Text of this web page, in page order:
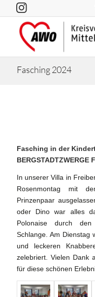
Fasching 2024
Fasching in der
BERGSTADTZWERGE
In unserer Villa in
Rosenmontag mit
Prinzenpaar
oder Dino war alles
Polonaise durch
Schlange. Am Dienstag
und leckeren
zelebriert. Vielen Dank
für diese schönen